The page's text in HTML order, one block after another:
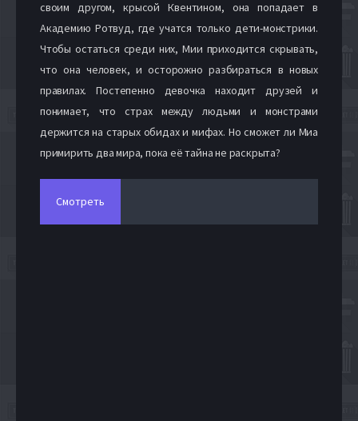
своим другом, крысой Квентином, она попадает в
Академию Ротвуд, где учатся только дети-монстрики.
Чтобы остаться среди них, Мии приходится скрывать,
что она человек, и осторожно разбираться в новых
правилах. Постепенно девочка находит друзей и
понимает, что страх между людьми и монстрами
держится на старых обидах и мифах. Но сможет ли Миа
примирить два мира, пока её тайна не раскрыта?
Смотреть